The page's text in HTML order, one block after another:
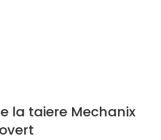
la taiere Mechanix